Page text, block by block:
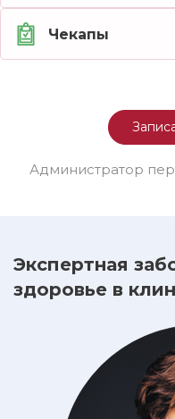
Чекапы
Администратор
Экспертная
здоровье в